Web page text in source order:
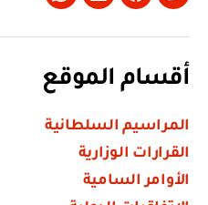
أقسام الموقع
المراسيم السلطانية
القرارات الوزارية
الأوامر السامية